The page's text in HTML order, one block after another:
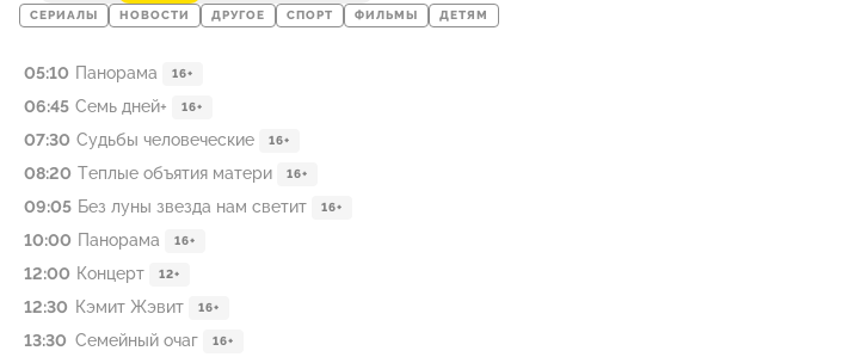
СЕРИАЛЫ НОВОСТИ ДРУГОЕ СПОРТ ФИЛЬМЫ ДЕТЯМ
05:10 Панорама 16+
06:45 Семь дней+ 16+
07:30 Судьбы человеческие 16+
08:20 Теплые объятия матери 16+
09:05 Без луны звезда нам светит 16+
10:00 Панорама 16+
12:00 Концерт 12+
12:30 Кэмит Жэвит 16+
13:30 Семейный очаг 16+